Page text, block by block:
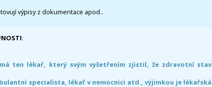
výpisy z dokumentace apod..
:
ten lékař, který svým vyšetřením zjistil, že zdravotní stav
specialista, lékař v nemocnici atd., výjimkou je lékařská